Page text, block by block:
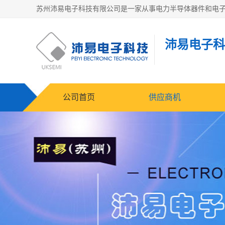
沛易电子
公司首页 供应商机